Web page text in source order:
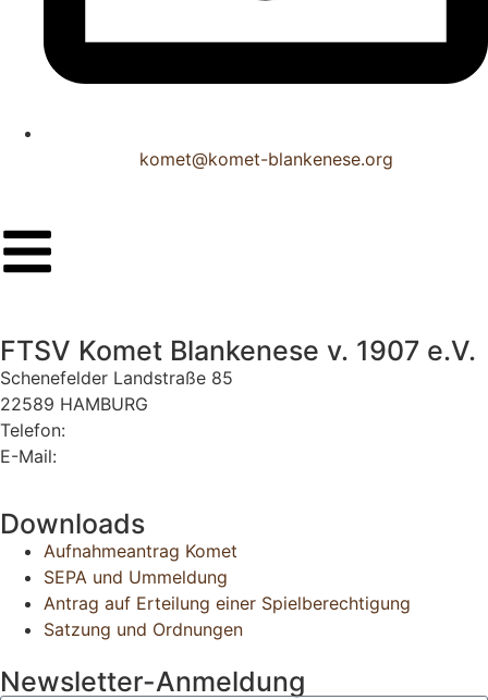
komet@komet-blankenese.org
FTSV Komet Blankenese v. 1907 e.V.
Schenefelder Landstraße 85
22589 HAMBURG
Telefon:
E-Mail:
Downloads
Aufnahmeantrag Komet
SEPA und Ummeldung
Antrag auf Erteilung einer Spielberechtigung
Satzung und Ordnungen
Newsletter-Anmeldung